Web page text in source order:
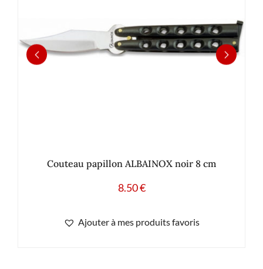
Couteau papillon ALBAINOX noir 8 cm
8.50€
Ajouter à mes produits favoris